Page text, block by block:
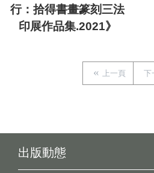
行：拾得書畫篆刻三法
印展作品集.2021》
上一頁 下
出版動態